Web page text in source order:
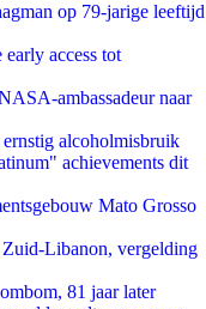
op 79-jarige leeftijd
access tot
ambassadeur naar
alcoholmisbruik
achievements dit
Mato Grosso
Libanon, vergelding
81 jaar later